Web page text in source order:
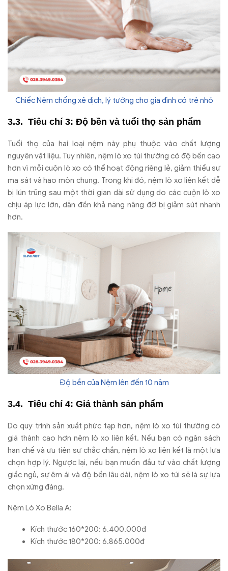
Chiếc Nệm chống xê dịch, lý tưởng cho gia đình có trẻ nhỏ
Tiêu chí 3: Độ bền và tuổi thọ sản phẩm
Tuổi thọ của hai loại nệm này phụ thuộc vào chất lượng
nguyên vật liệu. Tuy nhiên, nệm lò xo túi thường có độ bền cao
hơn vì mỗi cuộn lò xo có thể hoạt động riêng lẻ, giảm thiểu sự
ma sát và hao mòn chung. Trong khiđó, nệm lò xo liên kết dễ
bị lún trũng sau một thời gian dài sử dụng do các cuộn lò xo
chịu áp lực lớn, dẫnđến khả năng nâng đỡ bị giảm sút nhanh
hơn.
Độ bền của Nệm lên đến 10 năm
Tiêu chí 4: Giá thành sản phẩm
Do quy trình sản xuất phức tạp hơn, nệm lò xo túi thường có
giá thành cao hơn nệm lò xo liên kết. Nếu bạn có ngân sách
hạn chế và ưu tiên sự chắc chắn, nệm lò xo liên kết là một lựa
chọn hợp lý. Ngược lại, nếu bạn muốn đầu tư vào chất lượng
giấc ngủ, sựêm ái và độ bền lâu dài, nệm lò xo túi sẽ là sự lựa
chọn xứng đáng.
Nệm Lò Xo Bella A:
Kích thước 160*200: 6.400.000đ
Kích thước 180*200: 6.865.000đ